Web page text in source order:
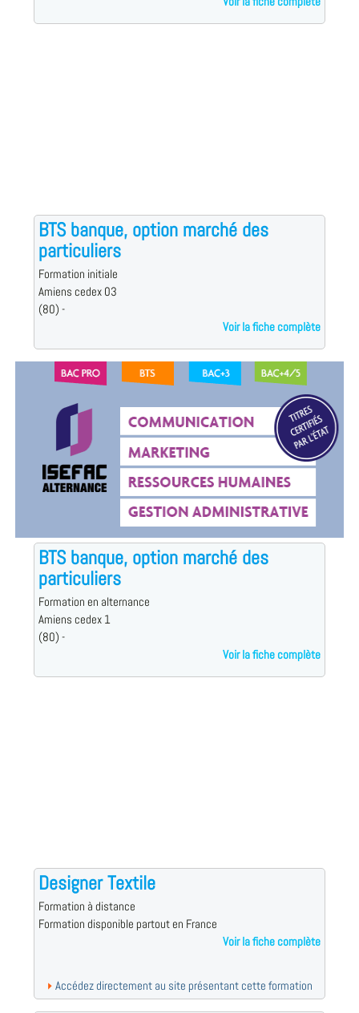
BTS banque, option marché des
particuliers
Formation initiale
Amiens cedex 03
(80) -
Voir la fiche complète
BTS banque, option marché des
particuliers
Formation en alternance
Amiens cedex 1
(80) -
Voir la fiche complète
Designer Textile
Formation à distance
Formation disponible partout en France
Voir la fiche complète
Accédez directement au site présentant cette formation